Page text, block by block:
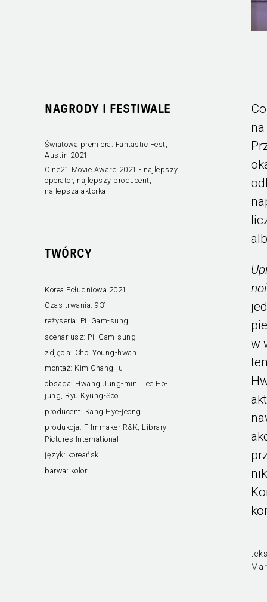
NAGRODY I FESTIWALE
Światowa premiera: Fantastic Fest,
Austin 2021
Cine21 Movie Award 2021 - najlepszy
operator, najlepszy producent,
najlepsza aktorka
TWÓRCY
Korea Południowa 2021
Czas trwania: 93’
reżyseria: Pil Gam-sung
scenariusz: Pil Gam-sung
zdjęcia: Choi Young-hwan
montaż: Kim Chang-ju
obsada: Hwang Jung-min, Lee Ho-
jung, Ryu Kyung-Soo
producent: Kang Hye-jeong
produkcja: Filmmaker R&K, Library
Pictures International
język: koreański
barwa: kolor
w